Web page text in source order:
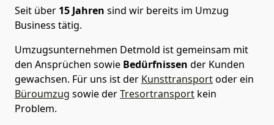
Seit über 15 Jahren sind wir bereits im Umzug
Business tätig.
Umzugsunternehmen Detmold ist gemeinsam mit
den Ansprüchen sowie Bedürfnissen der Kunden
gewachsen. Für uns ist der Kunsttransportoder ein
Büroumzug sowie derTresortransport kein
Problem.